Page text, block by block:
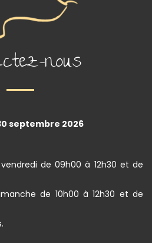
nous
septembre 2026
de 09h00 à 12h30 et de
de 10h00 à 12h30 et de